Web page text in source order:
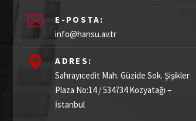
E-POSTA:
info@hansu.av.tr
ADRES:
Sahrayıcedit Mah. Güzide Sok. Şişikler
Plaza No:14 / 534734Kozyatağı –
İstanbul